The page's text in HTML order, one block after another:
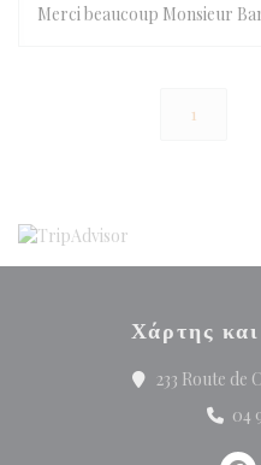
Merci beaucoup Monsieur
1
Χάρτης
233 Route de
04